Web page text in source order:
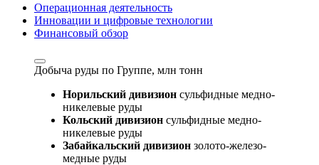
Операционная деятельность
Инновации и цифровые технологии
Финансовый обзор
Добыча руды по Группе, млн тонн
Норильский дивизион сульфидные медно-
никелевые руды
Кольский дивизион сульфидные медно-
никелевые руды
Забайкальский дивизион золото-железо-
медные руды